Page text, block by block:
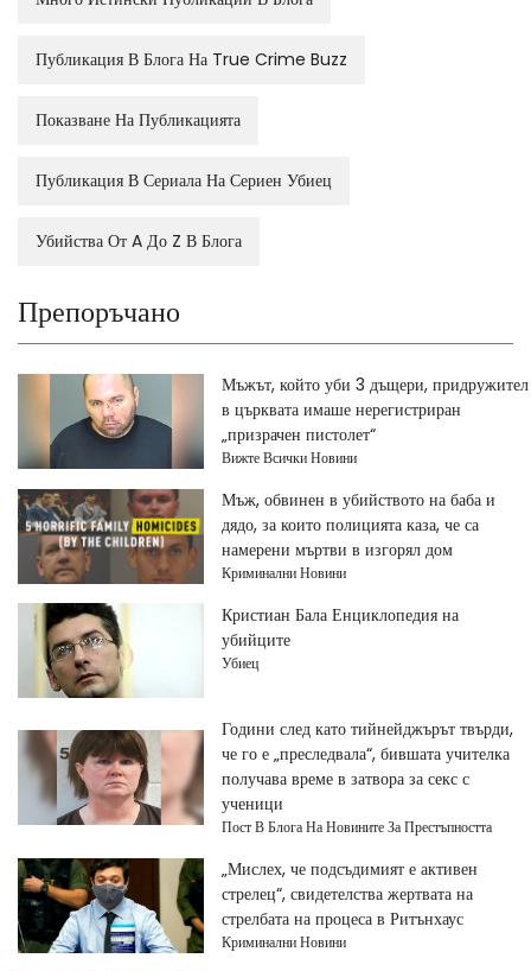
Публикация В Блога На True Crime Buzz
Показване На Публикацията
Публикация В Сериала На Сериен Убиец
Убийства От A До Z В Блога
Препоръчано
Мъжът, който уби 3 дъщери, придружител
в църквата имаше нерегистриран
„призрачен пистолет“
Вижте Всички Новини
Мъж, обвинен в убийството на баба и
дядо, за които полицията каза, че са
намерени мъртви в изгорял дом
Криминални Новини
Кристиан Бала Енциклопедия на
убийците
Убиец
Години след като тийнейджърът твърди,
че го е „преследвала“, бившата учителка
получава време в затвора за секс с
ученици
Пост В Блога На Новините За Престъпността
„Мислех, че подсъдимият е активен
стрелец“, свидетелства жертвата на
стрелбата на процеса в Ритънхаус
Криминални Новини